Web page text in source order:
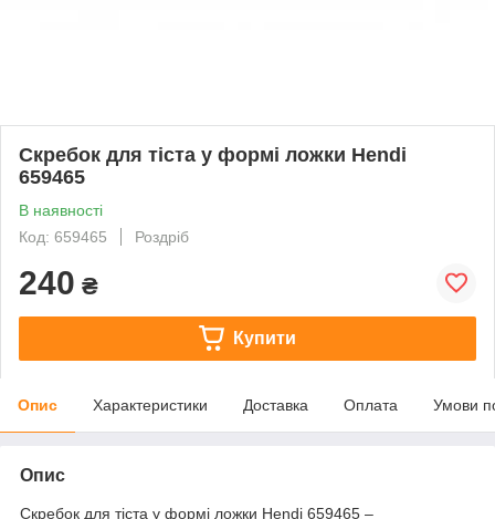
Скребок для тіста у формі ложки Hendi
659465
В наявності
Код: 659465
Роздріб
240 ₴
Купити
Опис Характеристики Доставка Оплата Умови
Опис
Скребок для тіста у формі ложки Hendi 659465 –